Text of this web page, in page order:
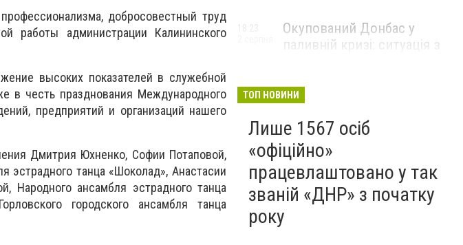
добросовестный труд
работы администрации Калининского
высоких показателей в служебной
в честь празднования Международного
предприятий и организаций нашего
Дмитрия Юхненко, Софии Потаповой,
эстрадного танца «Шоколад», Анастасии
Народного ансамбля эстрадного танца
городского ансамбля танца
Окупований Донбас у
паливній кризі: ситуація з
ТОП НОВИНИ
Лише 1567 осіб
«офіційно»
працевлаштовано у так
званій «ДНР» з початку
року